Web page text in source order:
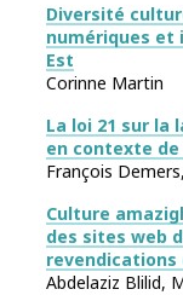
Diversité
numériques et
Est
Corinne Martin
La loi 21 sur la
en contexte
François
Culture
des sites web
Abdelaziz Blilid,